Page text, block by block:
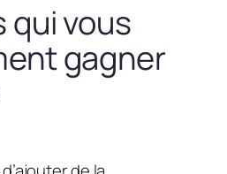
qui vous
gagner